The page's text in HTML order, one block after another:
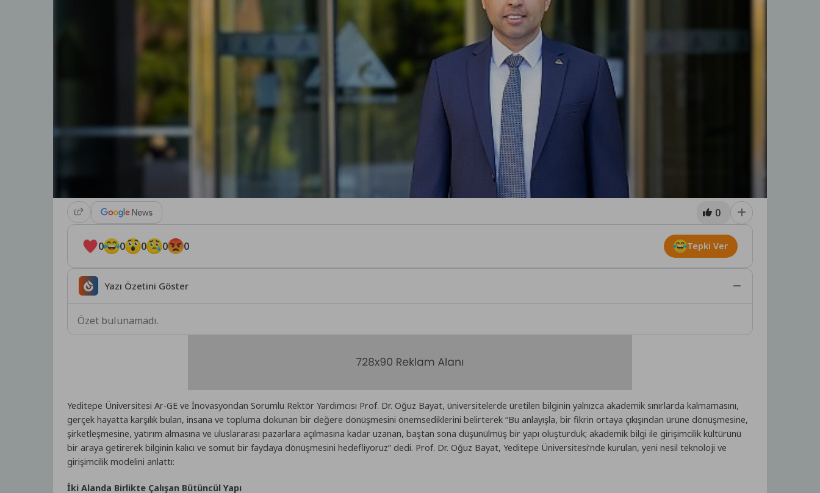
0
0 0 0 0 0 Tepki Ver
Yazı Özetini Göster
Özet bulunamadı.
Yeditepe Üniversitesi Ar-GE ve İnovasyondan Sorumlu Rektör Yardımcısı Prof. Dr. Oğuz Bayat, üniversitelerde üretilen bilginin yalnızca akademik sınırlarda kalmamasını,
gerçek hayatta karşılık bulan, insana ve topluma dokunan bir değere dönüşmesini önemsediklerini belirterek “Bu anlayışla, bir fikrin ortaya çıkışından ürüne dönüşmesine,
şirketleşmesine, yatırım almasına ve uluslararası pazarlara açılmasına kadar uzanan, baştan sona düşünülmüş bir yapı oluşturduk; akademik bilgi ile girişimcilik kültürünü
bir araya getirerek bilginin kalıcı ve somut bir faydaya dönüşmesini hedefliyoruz” dedi. Prof. Dr. Oğuz Bayat, Yeditepe Üniversitesi’nde kurulan, yeni nesil teknoloji ve
girişimcilik modelini anlattı:
İki Alanda Birlikte Çalışan Bütüncül Yapı